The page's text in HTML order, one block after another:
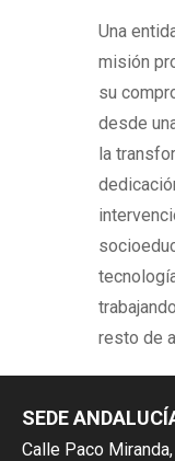
Una
misión
su
desde
la
resto de
SEDE
Calle Paco